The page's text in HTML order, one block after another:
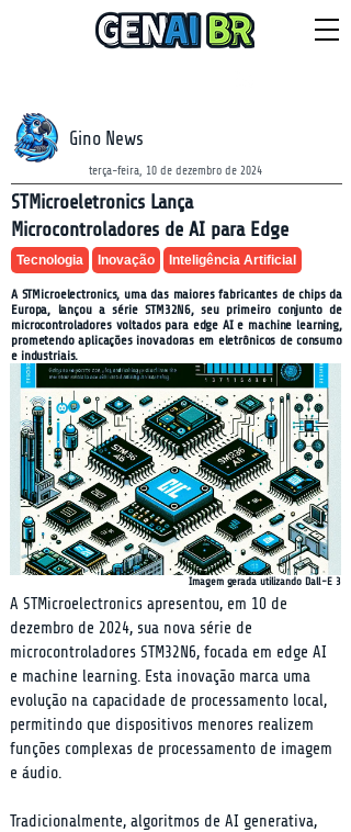
Gino News
terça-feira, 10 de dezembro de 2024
STMicroeletronics Lança
Microcontroladores de AI para Edge
Tecnologia Inovação Inteligência Artificial
A STMicroelectronics, uma das maiores fabricantes de chips da
Europa, lançou a série STM32N6, seu primeiro conjunto de
microcontroladores voltados para edge AI e machine learning,
prometendo aplicações inovadoras em eletrônicos de consumo
e industriais.
Imagem gerada utilizando Dall-E 3
A STMicroelectronics apresentou, em 10 de
dezembro de 2024, sua nova série de
microcontroladores STM32N6, focada em edge AI
e machine learning. Esta inovação marca uma
evolução na capacidade de processamento local,
permitindo que dispositivos menores realizem
funções complexas de processamento de imagem
e áudio.
Tradicionalmente, algoritmos de AI generativa,